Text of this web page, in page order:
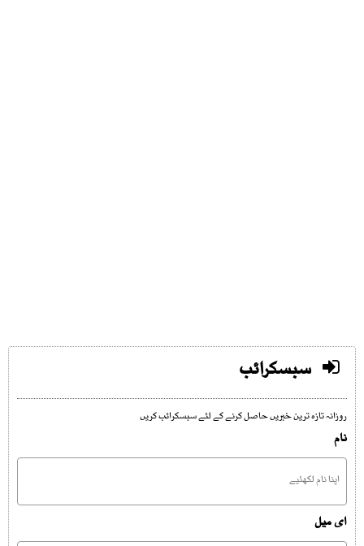
سبسکرائب
روزانہ تازہ ترین خبریں حاصل کرنے کے لئے سبسکرائب کریں
نام
ای میل